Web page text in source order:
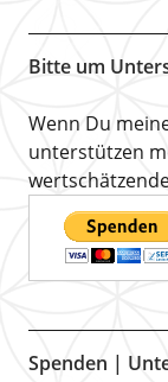
Bitte um
Wenn Du
unterstützen
Spenden |